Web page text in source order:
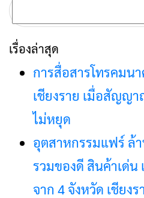
ค้นหา
สำหรับ:
เรื่องล่าสุด
การสื่อสารโทรคม
เชียงราย เมื่อสัญญ
ไม่หยุด
อุตสาหกรรมแฟร์ ล้
รวมของดี สินค้าเด่
จาก 4 จังหวัด เชียง